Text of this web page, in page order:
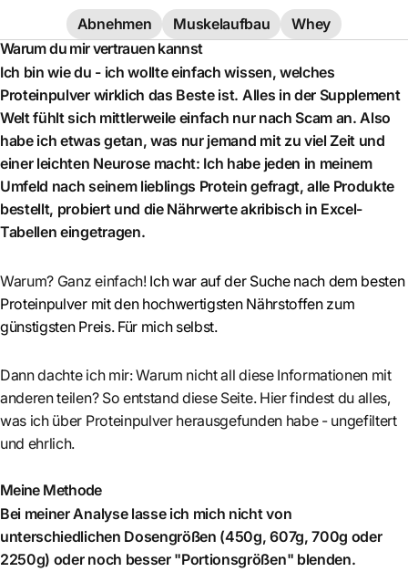
Abnehmen Muskelaufbau
Whey
Warum du mir vertrauen kannst
Ich bin wie du - ich wollte einfach wissen, welches
Proteinpulver wirklich das Beste ist. Alles in der Supplement
Welt fühlt sich mittlerweile einfach nur nach Scam an. Also
habe ich etwas getan, was nur jemand mit zu viel Zeit und
einer leichten Neurose macht: Ich habe jeden in meinem
Umfeld nach seinem lieblings Protein gefragt, alle Produkte
bestellt, probiert und die Nährwerte akribisch in Excel-
Tabellen eingetragen.
Warum? Ganz einfach! Ich war auf der Suche nach dem besten
Proteinpulver mit den hochwertigsten Nährstoffen zum
günstigsten Preis. Für mich selbst.
Dann dachte ich mir: Warum nicht all diese Informationen mit
anderen teilen? So entstand diese Seite. Hier findest du alles,
was ich über Proteinpulver herausgefunden habe - ungefiltert
und ehrlich.
Meine Methode
Bei meiner Analyse lasse ich mich nicht von
unterschiedlichen Dosengrößen (450g, 607g, 700g oder
2250g) oder noch besser "Portionsgrößen" blenden.